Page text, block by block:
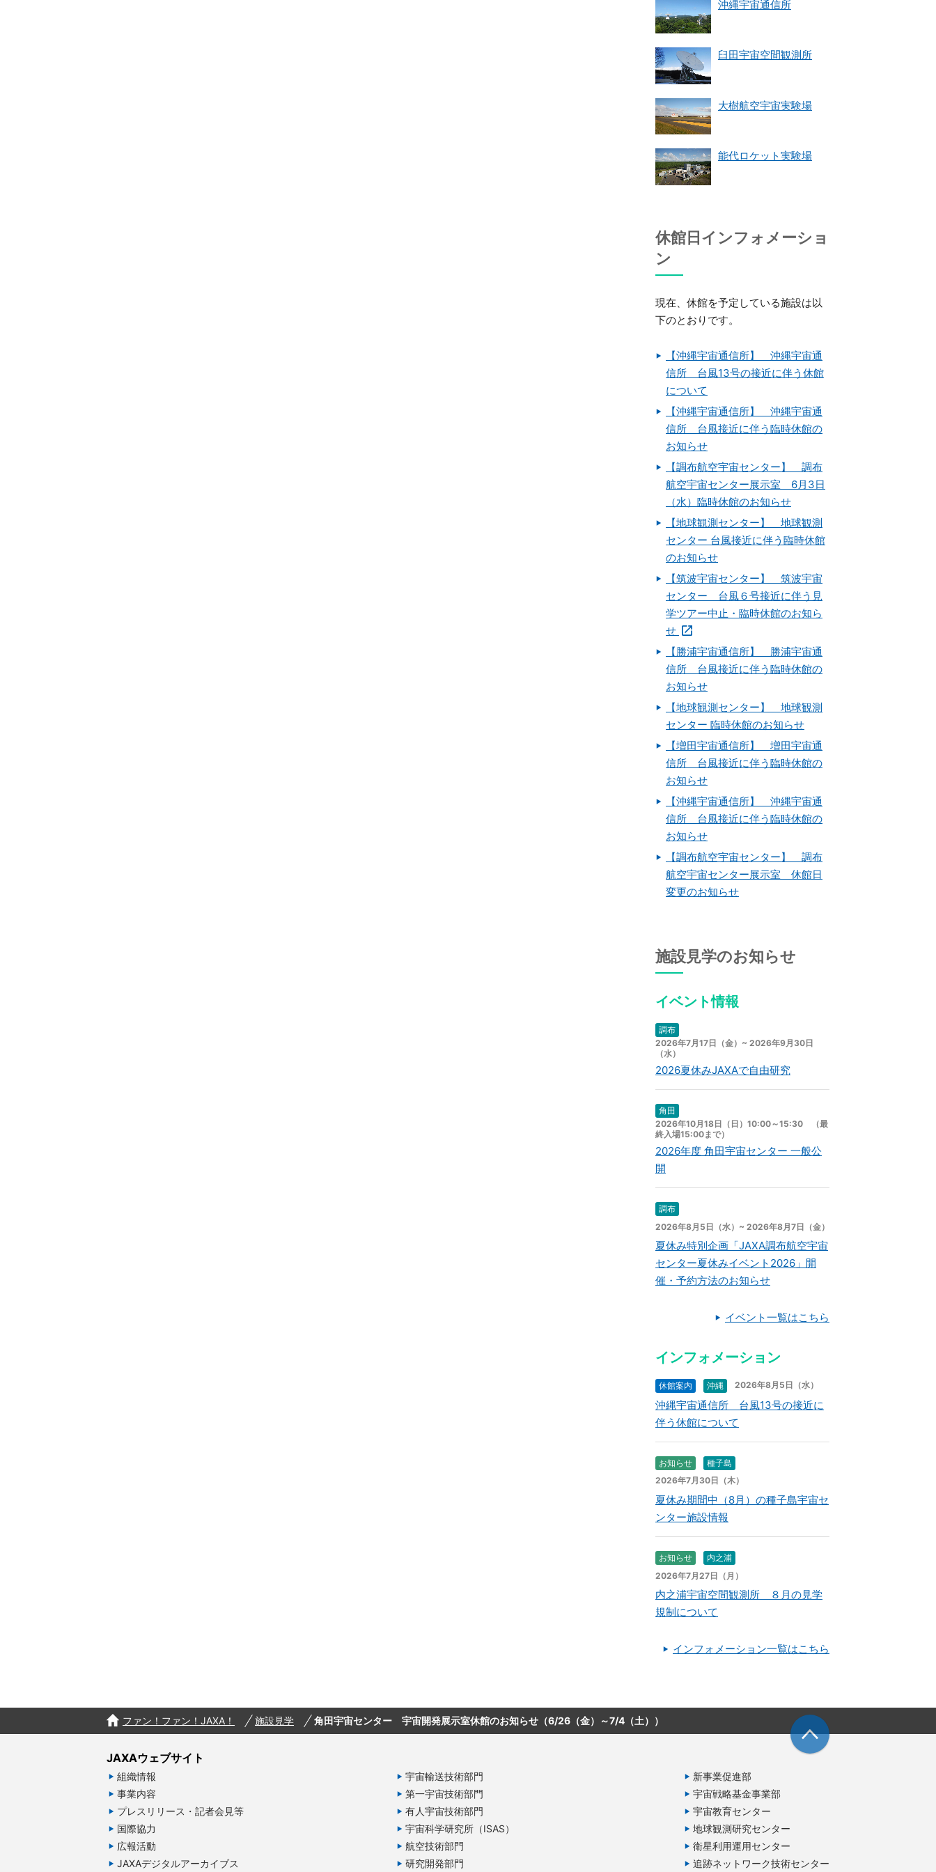
沖縄宇宙通信所
臼田宇宙空間観測所
大樹航空宇宙実験場
能代ロケット実験場
休館日インフォメーショ
ン
現在、休館を予定している施設は以
下のとおりです。
【沖縄宇宙通信所】 沖縄宇宙通
信所 台風13号の接近に伴う休館
について
【沖縄宇宙通信所】 沖縄宇宙通
信所 台風接近に伴う臨時休館の
お知らせ
【調布航空宇宙センター】 調布
航空宇宙センター展示室 6月3日
（水）臨時休館のお知らせ
【地球観測センター】 地球観測
センター 台風接近に伴う臨時休館
のお知らせ
【筑波宇宙センター】 筑波宇宙
センター 台風６号接近に伴う見
学ツアー中止・臨時休館のお知ら
せ
【勝浦宇宙通信所】 勝浦宇宙通
信所 台風接近に伴う臨時休館の
お知らせ
【地球観測センター】 地球観測
センター 臨時休館のお知らせ
【増田宇宙通信所】 増田宇宙通
信所 台風接近に伴う臨時休館の
お知らせ
【沖縄宇宙通信所】 沖縄宇宙通
信所 台風接近に伴う臨時休館の
お知らせ
【調布航空宇宙センター】 調布
航空宇宙センター展示室 休館日
変更のお知らせ
施設見学のお知らせ
イベント情報
調布
2026年7月17日（金）~ 2026年9月30日
（水）
2026夏休みJAXAで自由研究
角田
2026年10月18日（日）10:00～15:30 （最
終入場15:00まで）
2026年度 角田宇宙センター 一般公
開
調布
2026年8月5日（水）~ 2026年8月7日（金）
夏休み特別企画「JAXA調布航空宇宙
センター夏休みイベント2026」開
催・予約方法のお知らせ
イベント一覧はこちら
インフォメーション
休館案内 沖縄 2026年8月5日（水）
沖縄宇宙通信所 台風13号の接近に
伴う休館について
お知らせ
種子島
2026年7月30日（木）
夏休み期間中（8月）の種子島宇宙セ
ンター施設情報
お知らせ
内之浦
2026年7月27日（月）
内之浦宇宙空間観測所 ８月の見学
規制について
インフォメーション一覧はこちら
ファン！ファン！JAXA！ 施設見学 角田宇宙センター 宇宙開発展示室休館のお知らせ（6/26（金）～7/4（土））
JAXAウェブサイト
組織情報
事業内容
プレスリリース・記者会見等
国際協力
広報活動
JAXAデジタルアーカイブス
宇宙輸送技術部門
第一宇宙技術部門
有人宇宙技術部門
宇宙科学研究所（ISAS）
航空技術部門
研究開発部門
新事業促進部
宇宙戦略基金事業部
宇宙教育センター
地球観測研究センター
衛星利用運用センター
追跡ネットワーク技術センター